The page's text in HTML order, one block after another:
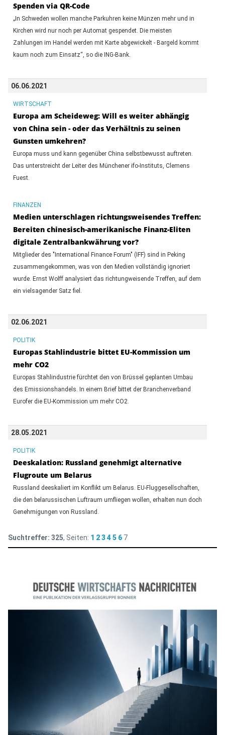
Spenden via QR-Code
„In Schweden wollen manche Parkuhren keine Münzen mehr und in
Kirchen wird nur noch per Automat gespendet. Die meisten
Zahlungen im Handel werden mit Karte abgewickelt - Bargeld kommt
kaum noch zum Einsatz“, so die ING-Bank.
06.06.2021
WIRTSCHAFT
Europa am Scheideweg: Will es weiter abhängig
von China sein - oder das Verhältnis zu seinen
Gunsten umkehren?
Europa muss und kann gegenüber China selbstbewusst auftreten.
Das unterstreicht der Leiter des Münchener ifo-Instituts, Clemens
Fuest.
FINANZEN
Medien unterschlagen richtungsweisendes Treffen:
Bereiten chinesisch-amerikanische Finanz-Eliten
digitale Zentralbankwährung vor?
Mitglieder des "International Finance Forum" (IFF) sind in Peking
zusammengekommen, was von den Medien vollständig ignoriert
wurde. Ernst Wolff analysiert das richtungweisende Treffen, auf dem
ein vielsagender Satz fiel.
02.06.2021
POLITIK
Europas Stahlindustrie bittet EU-Kommission um
mehr CO2
Europas Stahlindustrie fürchtet den von Brüssel geplanten Umbau
des Emissionshandels. In einem Brief bittet der Branchenverband
Eurofer die EU-Kommission um mehr CO2.
28.05.2021
POLITIK
Deeskalation: Russland genehmigt alternative
Flugroute um Belarus
Russland deeskaliert im Konflikt um Belarus. EU-Fluggesellschaften,
die den belarussischen Luftraum umfliegen wollen, erhalten nun doch
Genehmigungen von Russland.
Suchtreffer: 325, Seiten: 1 2 3 4 5 6 7